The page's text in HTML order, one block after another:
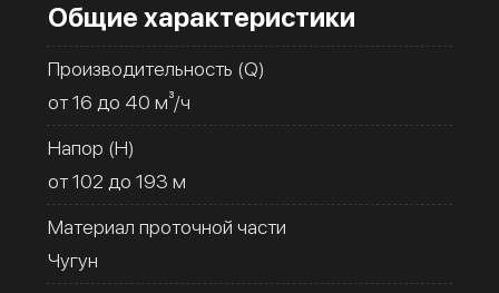
Общие характеристики
Производительность (Q)
от 16 до 40 м³/ч
Напор (H)
от 102 до 193 м
Материал проточной части
Чугун